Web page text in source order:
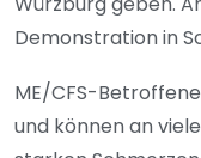
Demonstration in
ME/CFS-
und können an